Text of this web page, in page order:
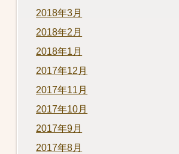
2018年3月
2018年2月
2018年1月
2017年12月
2017年11月
2017年10月
2017年9月
2017年8月